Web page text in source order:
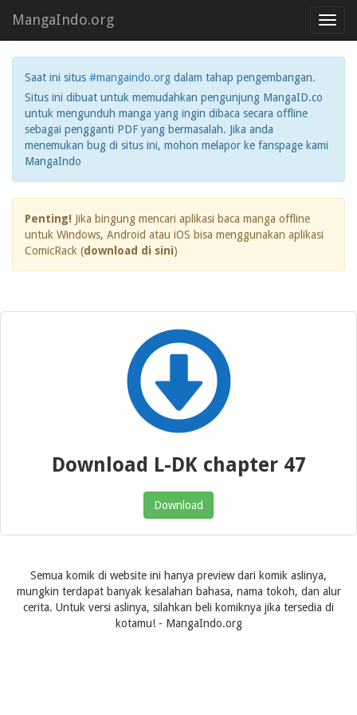
MangaIndo.org
Saat ini situs #mangaindo.org dalam tahap pengembangan.
Situs ini dibuat untuk memudahkan pengunjung MangaID.co
untuk mengunduh manga yang ingin dibaca secara offline
sebagai pengganti PDF yang bermasalah. Jika anda
menemukan bug di situs ini, mohon melapor ke fanspage kami
MangaIndo
Penting! Jika bingung mencari aplikasi baca manga offline
untuk Windows, Android atau iOS bisa menggunakan aplikasi
ComicRack (download di sini)
Download L-DK chapter 47
Download
Semua komik di website ini hanya preview dari komik aslinya,
mungkin terdapat banyak kesalahan bahasa, nama tokoh, dan alur
cerita. Untuk versi aslinya, silahkan beli komiknya jika tersedia di
kotamu! - MangaIndo.org